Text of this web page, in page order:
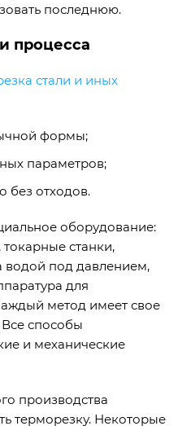
последнюю.
процесса
стали и иных
формы;
параметров;
без отходов.
оборудование:
станки,
водой под давлением,
для
метод имеет свое
способы
и механические
производства
терморезку. Некоторые